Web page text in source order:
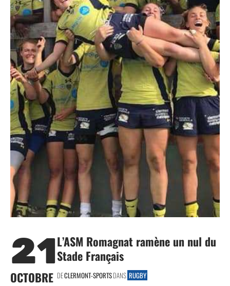
21
OCTOBRE
L’ASM Romagnat ramène un nul du
Stade Français
DECLERMONT-SPORTSDANS RUGBY